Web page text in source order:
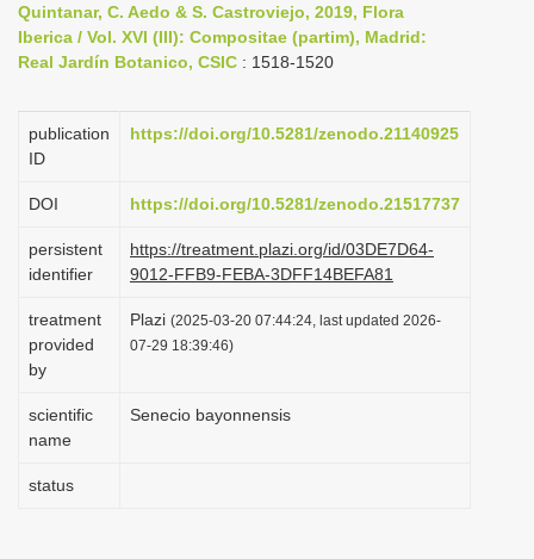
a
v
g
o
n
Quintanar, C. Aedo & S. Castroviejo, 2019, Flora
Iberica / Vol. XVI (III): Compositae (partim), Madrid:
Real Jardín Botanico, CSIC : 1518-1520
publication
ID
https://doi.org/10.5281/zenodo.21140925
DOI https://doi.org/10.5281/zenodo.21517737
persistent
identifier
https://treatment.plazi.org/id/03DE7D64-
9012-FFB9-FEBA-3DFF14BEFA81
treatment
provided
by
Plazi (2025-03-20 07:44:24, last updated 2026-
07-29 18:39:46)
scientific
name
Senecio bayonnensis
status